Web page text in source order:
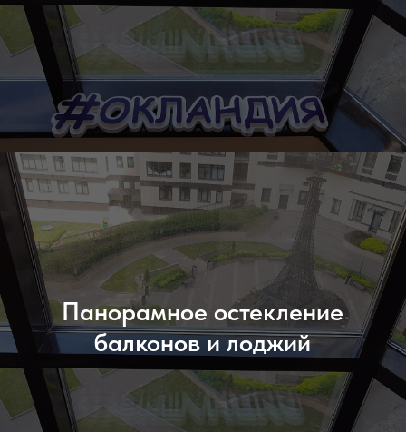
Панорамное остекление
балконов и лоджий